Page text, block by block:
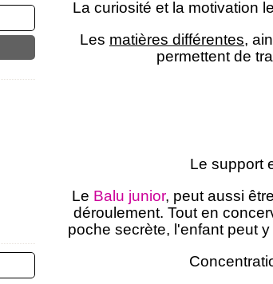
La curiosité et la motivation
Les matières différentes,
permettent de
Le support
Le Balu junior, peut aussi
déroulement. Tout en
poche secrète, l'enfant peut